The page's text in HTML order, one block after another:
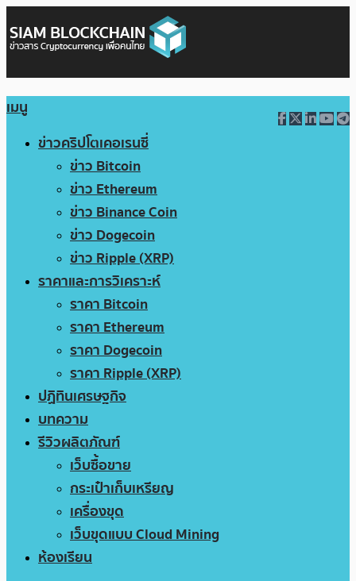
เมนู
ข่าวคริปโตเคอเรนซี่
ข่าว Bitcoin
ข่าว Ethereum
ข่าว Binance Coin
ข่าว Dogecoin
ข่าว Ripple (XRP)
ราคาและการวิเคราะห์
ราคา Bitcoin
ราคา Ethereum
ราคา Dogecoin
ราคา Ripple (XRP)
ปฏิทินเศรษฐกิจ
บทความ
รีวิวผลิตภัณฑ์
เว็บซื้อขาย
กระเป๋าเก็บเหรียญ
เครื่องขุด
เว็บขุดแบบ Cloud Mining
ห้องเรียน